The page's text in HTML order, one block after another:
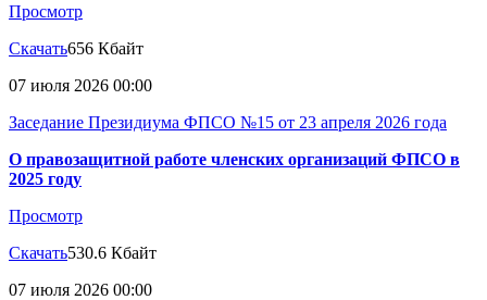
Просмотр
Скачать656 Кбайт
07 июля 2026 00:00
Заседание Президиума ФПСО №15 от 23 апреля 2026 года
О правозащитной работе членских организаций ФПСО в
2025 году
Просмотр
Скачать530.6 Кбайт
07 июля 2026 00:00